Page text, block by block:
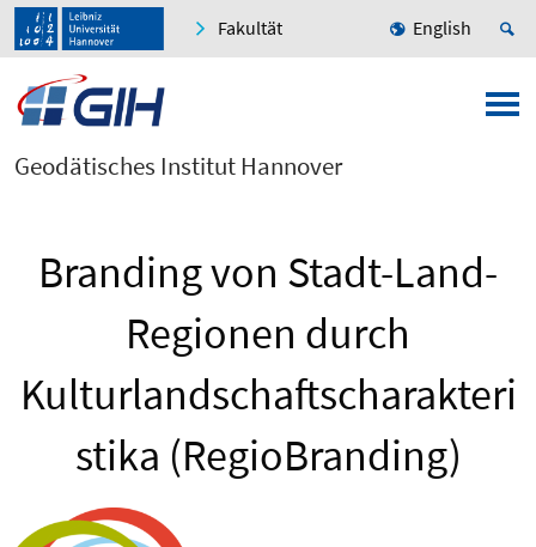
Fakultät English
Geodätisches Institut Hannover
Branding von Stadt-Land-
Regionen durch
Kulturlandschaftscharakteri
stika (RegioBranding)